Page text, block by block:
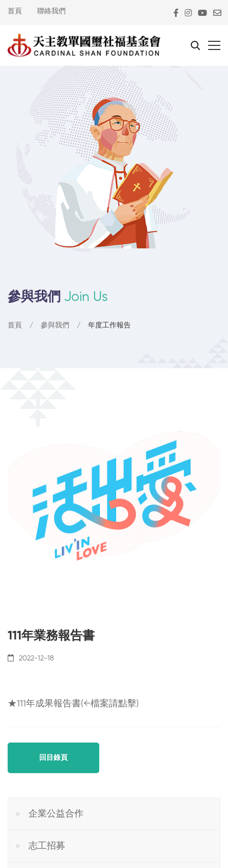
首頁 聯絡我們
參與我們 Join Us
首頁 參與我們 年度工作報告
111年業務報告書
2022-12-18
★111年成果報告書(←檔案請點擊)
回目錄頁
企業公益合作
志工招募